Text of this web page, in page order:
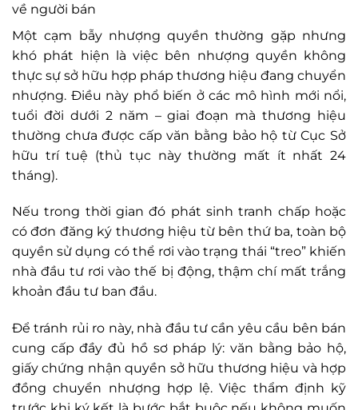
về người bán
Một cạm bẫy nhượng quyền thường gặp nhưng
khó phát hiện là việc bên nhượng quyền không
thực sự sở hữu hợp pháp thương hiệu đang chuyển
nhượng. Điều này phổ biến ở các mô hình mới nổi,
tuổi đời dưới 2 năm – giai đoạn mà thương hiệu
thường chưa được cấp văn bằng bảo hộ từ Cục Sở
hữu trí tuệ (thủ tục này thường mất ít nhất 24
tháng).
Nếu trong thời gian đó phát sinh tranh chấp hoặc
có đơn đăng ký thương hiệu từ bên thứ ba, toàn bộ
quyền sử dụng có thể rơi vào trạng thái “treo” khiến
nhà đầu tư rơi vào thế bị động, thậm chí mất trắng
khoản đầu tư ban đầu.
Để tránh rủi ro này, nhà đầu tư cần yêu cầu bên bán
cung cấp đầy đủ hồ sơ pháp lý: văn bằng bảo hộ,
giấy chứng nhận quyền sở hữu thương hiệu và hợp
đồng chuyển nhượng hợp lệ. Việc thẩm định kỹ